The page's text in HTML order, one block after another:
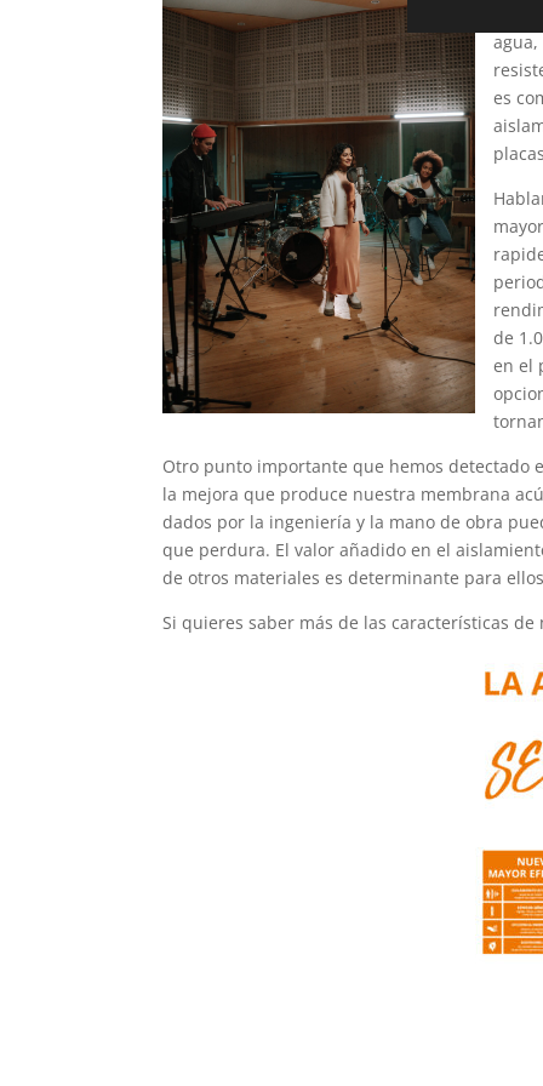
es
de
en el
Otro punto importante que hemos detectado
la mejora que produce nuestra membrana
dados por la ingeniería y la mano de obra
que perdura. El valor añadido en el
de otros materiales es determinante para
Si quieres saber más de las características